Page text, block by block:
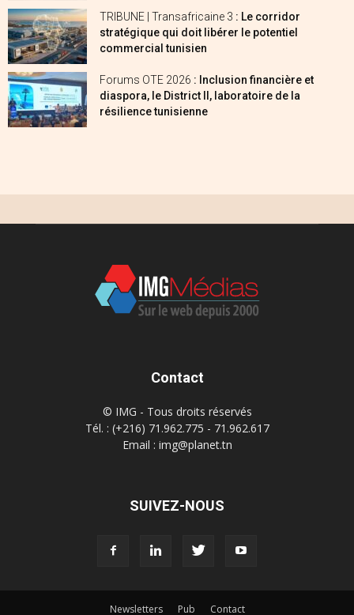
TRIBUNE | Transafricaine 3 : Le corridor
stratégique qui doit libérer le potentiel
commercial tunisien
Forums OTE 2026 : Inclusion financière et
diaspora, le District II, laboratoire de la
résilience tunisienne
Contact
© IMG - Tous droits réservés
Tél. : (+216) 71.962.775 - 71.962.617
Email : img@planet.tn
SUIVEZ-NOUS
Newsletters Pub Contact